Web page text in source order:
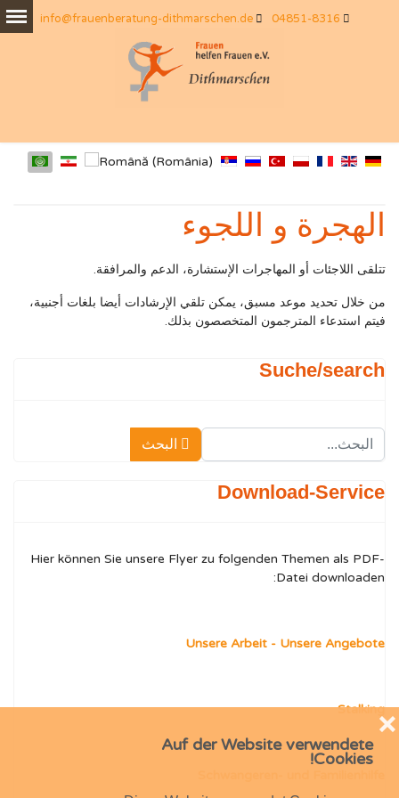
Auf der Website verwendete
Cookies!
❌
04851-8316
info@frauenberatung-dithmarschen.de
الهجرة و اللجوء
تتلقى اللاجئات أو المهاجرات الإستشارة، الدعم والمرافقة.
من خلال تحديد موعد مسبق، يمكن تلقي الإرشادات أيضا بلغات أجنبية،
فيتم استدعاء المترجمون المتخصصون بذلك.
Suche/search
البحث
البحث
Download-Service
Hier können Sie unsere Flyer zu folgenden Themen als PDF-
Datei downloaden:
Unsere Arbeit - Unsere Angebote
Stalking